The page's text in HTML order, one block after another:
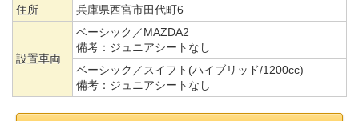
住所 兵庫県西宮市田代町6
設置車両
ベーシック／MAZDA2
備考： ジュニアシートなし
ベーシック／スイフト(ハイブリッド/1200cc)
備考： ジュニアシートなし